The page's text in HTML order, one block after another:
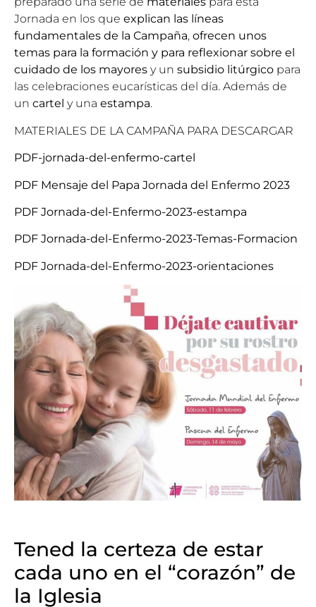
Jornada en los que explican las líneas
fundamentales de la Campaña, ofrecen unos
temas para la formación y para reflexionar sobre el
cuidado de los mayores y un subsidio litúrgico para
las celebraciones eucarísticas del día. Además de
un cartel y una estampa.
MATERIALES DE LA CAMPAÑA PARA DESCARGAR
PDF-jornada-del-enfermo-cartel
PDF Mensaje del Papa Jornada del Enfermo 2023
PDF Jornada-del-Enfermo-2023-estampa
PDF Jornada-del-Enfermo-2023-Temas-Formacion
PDF Jornada-del-Enfermo-2023-orientaciones
Tened la certeza de estar
cada uno en el “corazón” de
la Iglesia